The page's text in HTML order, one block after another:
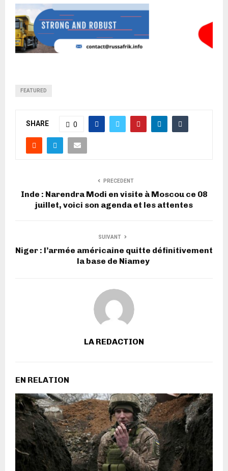
FEATURED
SHARE 0
PRECEDENT
Inde : Narendra Modi en visite à Moscou ce 08
juillet, voici son agenda et les attentes
SUIVANT
Niger : l’armée américaine quitte définitivement
la base de Niamey
LA REDACTION
EN RELATION